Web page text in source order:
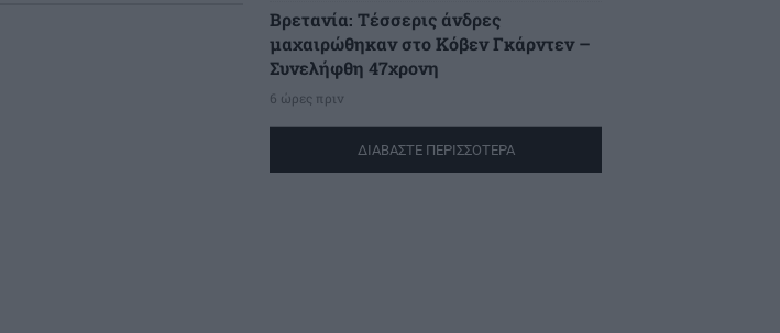
Βρετανία: Τέσσερις άνδρες
μαχαιρώθηκαν στο Κόβεν Γκάρντεν –
Συνελήφθη 47χρονη
6 ώρες πριν
ΔΙΑΒΑΣΤΕ ΠΕΡΙΣΣΟΤΕΡΑ